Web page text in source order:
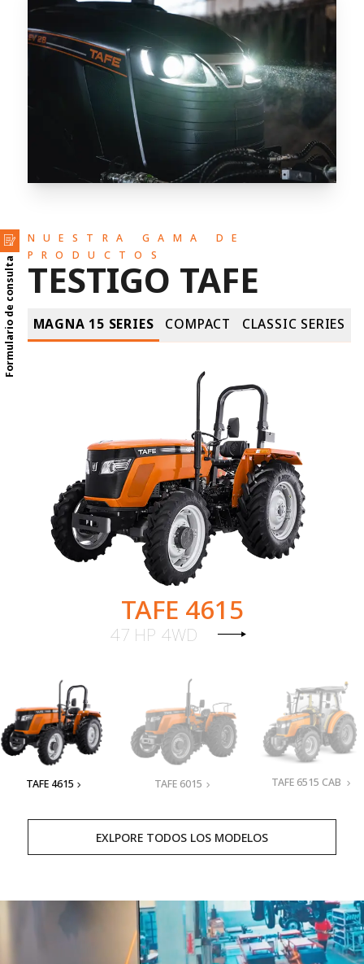
Formulario de consulta
NUESTRA GAMA DE
PRODUCTOS
TESTIGO TAFE
MAGNA 15 SERIES COMPACT CLASSIC SERIES
TAFE 4615
47 HP 4WD
TAFE 4615 TAFE 6015 TAFE 6515 CAB
EXLPORE TODOS LOS MODELOS